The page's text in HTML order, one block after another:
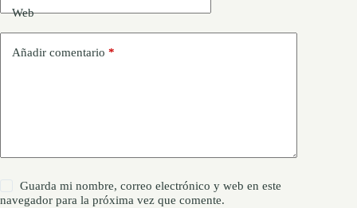
Web
Añadir comentario *
Guarda mi nombre, correo electrónico y web en este
navegador para la próxima vez que comente.